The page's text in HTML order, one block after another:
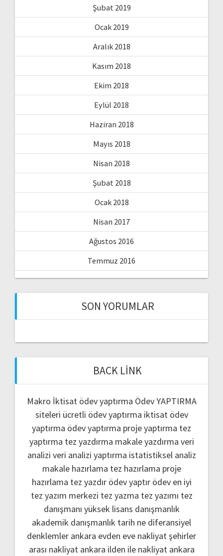
Şubat 2019
Ocak 2019
Aralık 2018
Kasım 2018
Ekim 2018
Eylül 2018
Haziran 2018
Mayıs 2018
Nisan 2018
Şubat 2018
Ocak 2018
Nisan 2017
Ağustos 2016
Temmuz 2016
SON YORUMLAR
BACK LINK
Makro İktisat ödev yaptırma Ödev YAPTIRMA
siteleri ücretli ödev yaptırma iktisat ödev
yaptırma ödev yaptırma proje yaptırma tez
yaptırma tez yazdırma makale yazdırma veri
analizi veri analizi yaptırma istatistiksel analiz
makale hazırlama tez hazırlama proje
hazırlama tez yazdır ödev yaptır ödev en iyi
tez yazım merkezi tez yazma tez yazımı tez
danışmanı yüksek lisans danışmanlık
akademik danışmanlık tarih ne diferansiyel
denklemler ankara evden eve nakliyatşehirler
arası nakliyat ankara ilden ile nakliyat ankara